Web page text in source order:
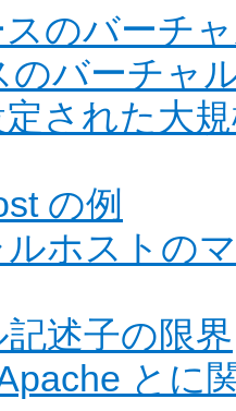
のバーチ
のバーチャ
された大
の例
ホストの
述子の限界
とに